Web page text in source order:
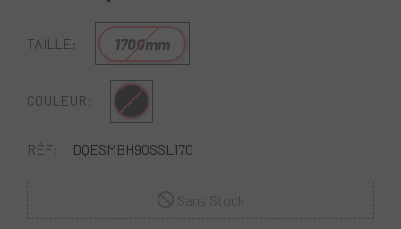
TAILLE: 1700mm
COULEUR: Noir
RÉF: DQESMBH90SSL170